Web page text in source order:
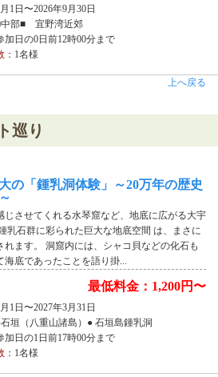
月1日〜2026年9月30日
部■ 宜野湾近郊
加日の0日前12時00分まで
：1名様
上へ戻る
巡り
の「鍾乳洞体験」～20万年の歴史
じさせてくれる水琴窟など、地底に広がる大宇
乳石群に彩られた巨大な地底空間 は、まさに
れます。 洞窟内には、シャコ貝などの化石も
海底であったことを語り掛...
最低料金：1,200円〜
月1日〜2027年3月31日
垣（八重山諸島）● 石垣島鍾乳洞
加日の1日前17時00分まで
：1名様